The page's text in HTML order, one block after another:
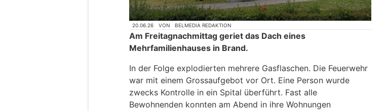
20.06.26 VON BELMEDIA REDAKTION
Am Freitagnachmittag geriet das Dach eines
Mehrfamilienhauses in Brand.
In der Folge explodierten mehrere Gasflaschen. Die Feuerwehr
war mit einem Grossaufgebot vor Ort. Eine Person wurde
zwecks Kontrolle in ein Spital überführt. Fast alle
Bewohnenden konnten am Abend in ihre Wohnungen